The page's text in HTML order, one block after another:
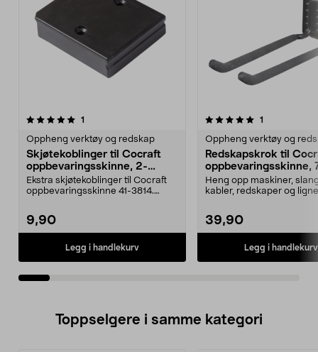
1
Oppheng verktøy og redskap
Skjøtekoblinger til Cocraft
oppbevaringsskinne, 2-
pakning
Ekstra skjøtekoblinger til Cocraft
oppbevaringsskinne 41-3814.
9,90
Legg i handlekurv
5.0av 5 stjerner 1
Oppheng verktøy og
Redskapskrok til
oppbevaringsskinne,
cm
Heng opp maskiner,
kabler, redskaper og
39,90
Legg i handlekurv
0.0 av 5 stjerner
Toppselgere i samme kategori